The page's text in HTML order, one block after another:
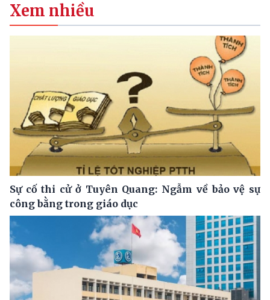
Xem nhiều
Sự cố thi cử ở Tuyên Quang: Ngẫm về bảo vệ sự
công bằng trong giáo dục